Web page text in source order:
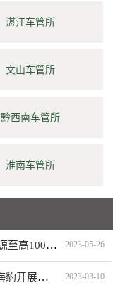
湛江车管所
文山车管所
黔西南车管所
淮南车管所
新能源车企购车优惠一览，五菱新能源至高10000元限时补贴 2023-05-26
钜惠三月，比亚迪宋PLUS、宋Pro、海豹开展限时优惠活动 2023-03-10